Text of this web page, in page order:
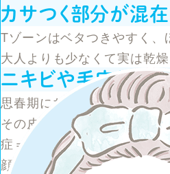
カサつく部分が混在
Tゾーンはベタつきやすく、
大人よりも少なくて実は乾燥
ニキビや毛穴トラ
思春期になると皮脂量が一気
その皮脂が毛穴に詰まると
症＝ニキビ」ができやすい。
顔の中でも特に皮脂腺が多